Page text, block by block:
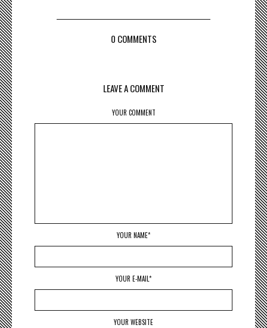
0 COMMENTS
LEAVE A COMMENT
YOUR COMMENT
YOUR NAME*
YOUR E-MAIL*
YOUR WEBSITE